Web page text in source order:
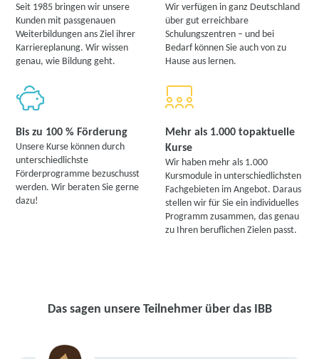
Seit 1985 bringen wir unsere
Kunden mit passgenauen
Weiterbildungen ans Ziel ihrer
Karriereplanung. Wir wissen
genau, wie Bildung geht.
Wir verfügen in ganz Deutschland
über gut erreichbare
Schulungszentren – und bei
Bedarf können Sie auch von zu
Hause aus lernen.
Bis zu 100 % Förderung
Unsere Kurse können durch
unterschiedlichste
Förderprogramme bezuschusst
werden. Wir beraten Sie gerne
dazu!
Mehr als 1.000 topaktuelle
Kurse
Wir haben mehr als 1.000
Kursmodule in unterschiedlichsten
Fachgebieten im Angebot. Daraus
stellen wir für Sie ein individuelles
Programm zusammen, das genau
zu Ihren beruflichen Zielen passt.
Das sagen unsere Teilnehmer über das IBB